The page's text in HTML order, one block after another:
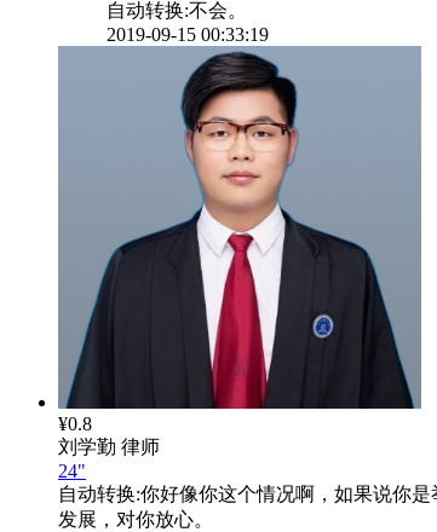
自动转换:不会。
2019-09-15 00:33:19
¥0.8
刘学勤 律师
24"
自动转换:你好像你这个情况啊，如果说你
发展，对你放心。